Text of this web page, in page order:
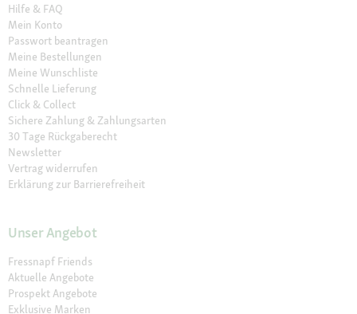
Hilfe & FAQ
Mein Konto
Passwort beantragen
Meine Bestellungen
Meine Wunschliste
Schnelle Lieferung
Click & Collect
Sichere Zahlung & Zahlungsarten
30 Tage Rückgaberecht
Newsletter
Vertrag widerrufen
Erklärung zur Barrierefreiheit
Unser Angebot
Fressnapf Friends
Aktuelle Angebote
Prospekt Angebote
Exklusive Marken